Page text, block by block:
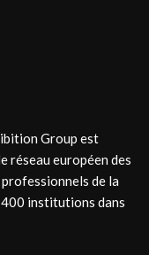
Group est
réseau européen des
de la
institutions dans